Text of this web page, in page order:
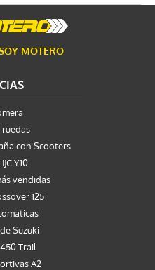
MOTERO
con Scooters
Y10
vendidas
125
Suzuki
Trail
A2